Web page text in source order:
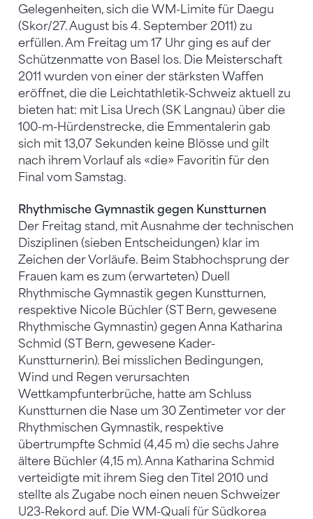
Gelegenheiten, sich die WM-Limite für Daegu
(Skor/27. August bis 4. September 2011) zu
erfüllen. Am Freitag um 17 Uhr ging es auf der
Schützenmatte von Basel los. Die Meisterschaft
2011 wurden von einer der stärksten Waffen
eröffnet, die die Leichtathletik-Schweiz aktuell zu
bieten hat: mit Lisa Urech (SK Langnau) über die
100-m-Hürdenstrecke, die Emmentalerin gab
sich mit 13,07 Sekunden keine Blösse und gilt
nach ihrem Vorlauf als «die» Favoritin für den
Final vom Samstag.
Rhythmische Gymnastik gegen Kunstturnen
Der Freitag stand, mit Ausnahme der technischen
Disziplinen (sieben Entscheidungen) klar im
Zeichen der Vorläufe. Beim Stabhochsprung der
Frauen kam es zum (erwarteten) Duell
Rhythmische Gymnastik gegen Kunstturnen,
respektive Nicole Büchler (ST Bern, gewesene
Rhythmische Gymnastin) gegen Anna Katharina
Schmid (ST Bern, gewesene Kader-
Kunstturnerin). Bei misslichen Bedingungen,
Wind und Regen verursachten
Wettkampfunterbrüche, hatte am Schluss
Kunstturnen die Nase um 30 Zentimeter vor der
Rhythmischen Gymnastik, respektive
übertrumpfte Schmid (4,45 m) die sechs Jahre
ältere Büchler (4,15 m). Anna Katharina Schmid
verteidigte mit ihrem Sieg den Titel 2010 und
stellte als Zugabe noch einen neuen Schweizer
U23-Rekord auf. Die WM-Quali für Südkorea